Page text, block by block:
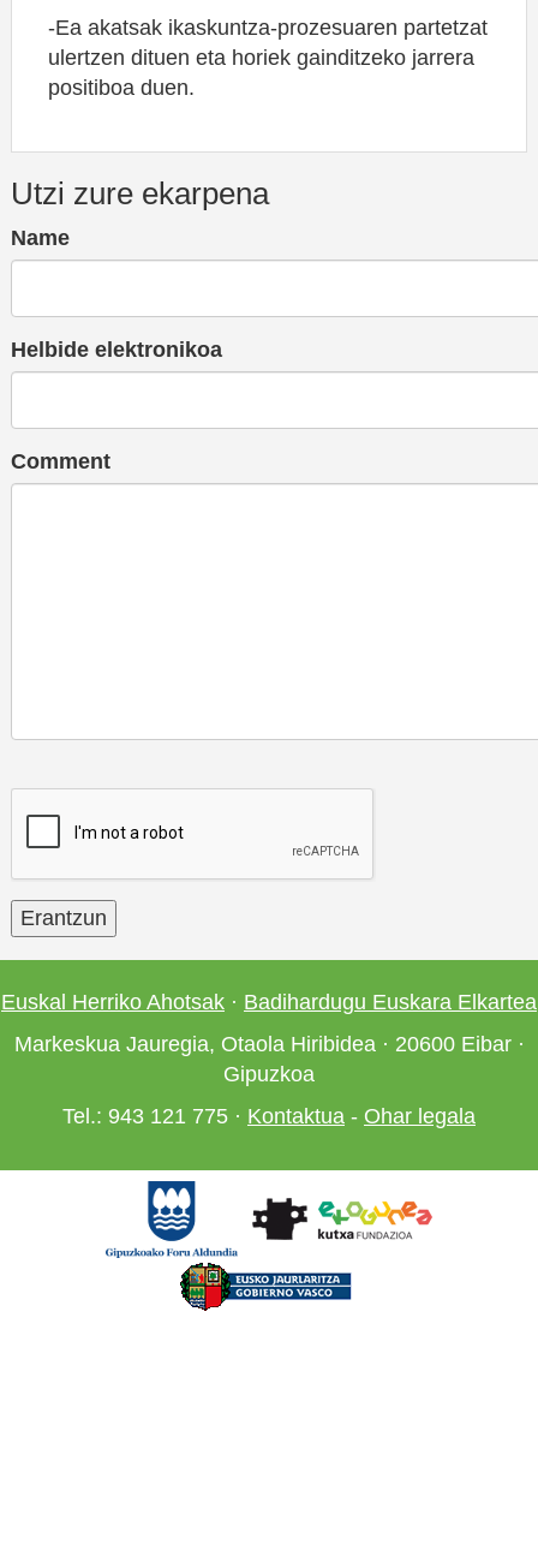
-Ea akatsak ikaskuntza-prozesuaren partetzat
ulertzen dituen eta horiek gainditzeko jarrera
positiboa duen.
Utzi zure ekarpena
Name
Helbide elektronikoa
Comment
Euskal Herriko Ahotsak · Badihardugu Euskara Elkartea
Markeskua Jauregia, Otaola Hiribidea · 20600 Eibar ·
Gipuzkoa
Tel.: 943 121 775 · Kontaktua - Ohar legala